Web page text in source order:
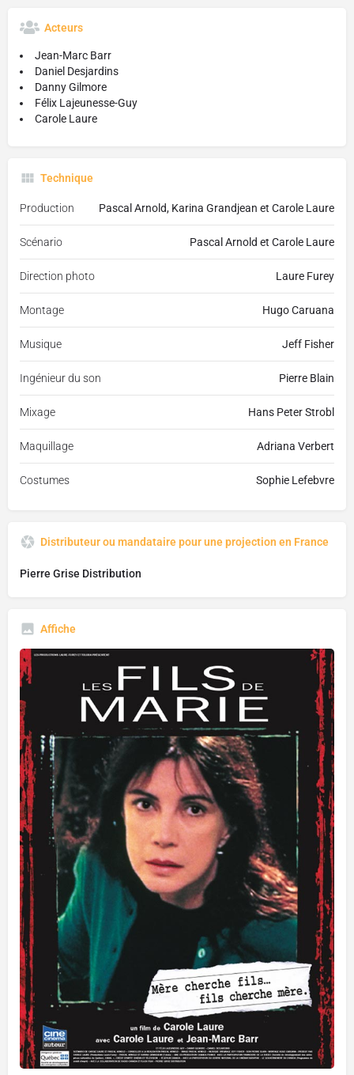
Acteurs
Jean-Marc Barr
Daniel Desjardins
Danny Gilmore
Félix Lajeunesse-Guy
Carole Laure
Technique
Production Pascal Arnold, Karina Grandjean et Carole Laure
Scénario Pascal Arnold et Carole Laure
Direction photo Laure Furey
Montage Hugo Caruana
Musique Jeff Fisher
Ingénieur du son Pierre Blain
Mixage Hans Peter Strobl
Maquillage Adriana Verbert
Costumes Sophie Lefebvre
Distributeur ou mandataire pour une projection en France
Pierre Grise Distribution
Affiche